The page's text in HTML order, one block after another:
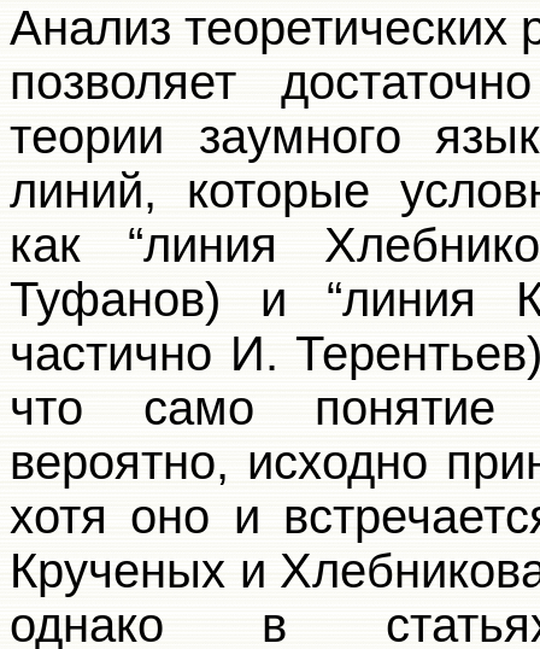
Анализ теоретических
позволяет
теории заумного
линий, которые
как “линия
Туфанов) и “линия
частично И.
что само понятие
вероятно, исходно
хотя оно и
Крученых и
однако в